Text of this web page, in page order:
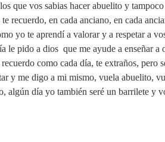
que vos sabias hacer abuelito y
recuerdo, en cada anciano, en cada
yo te aprendí a valorar y a respetar a
le pido a dios que me ayude a enseñar
como cada día, te extraños, pero
y me digo a mi mismo, vuela abuelito,
algún día yo también seré un barrilete y